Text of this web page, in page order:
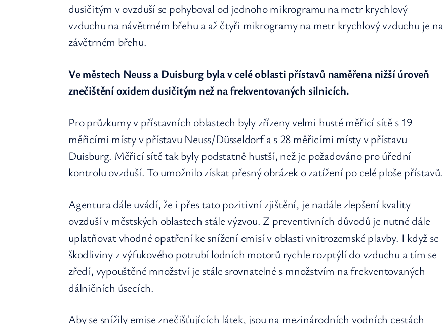
dusičitým v ovzduší se pohyboval od jednoho mikrogramu na metr krychlový
vzduchu na návětrném břehu a až čtyři mikrogramy na metr krychlový vzduchu je na
závětrném břehu.
Ve městech Neuss a Duisburg byla v celé oblasti přístavů naměřena nižší úroveň
znečištění oxidem dusičitým než na frekventovaných silnicích.
Pro průzkumy v přístavních oblastech byly zřízeny velmi husté měřicí sítě s 19
měřicími místy v přístavu Neuss/Düsseldorf a s 28 měřicími místy v přístavu
Duisburg. Měřicí sítě tak byly podstatně hustší, než je požadováno pro úřední
kontrolu ovzduší. To umožnilo získat přesný obrázek o zatížení po celé ploše přístavů.
Agentura dále uvádí, že i přes tato pozitivní zjištění, je nadále zlepšení kvality
ovzduší v městských oblastech stále výzvou. Z preventivních důvodů je nutné dále
uplatňovat vhodné opatření ke snížení emisí v oblasti vnitrozemské plavby. I když se
škodliviny z výfukového potrubí lodních motorů rychle rozptýlí do vzduchu a tím se
zředí, vypouštěné množství je stále srovnatelné s množstvím na frekventovaných
dálničních úsecích.
Aby se snížily emise znečišťujících látek, jsou na mezinárodních vodních cestách